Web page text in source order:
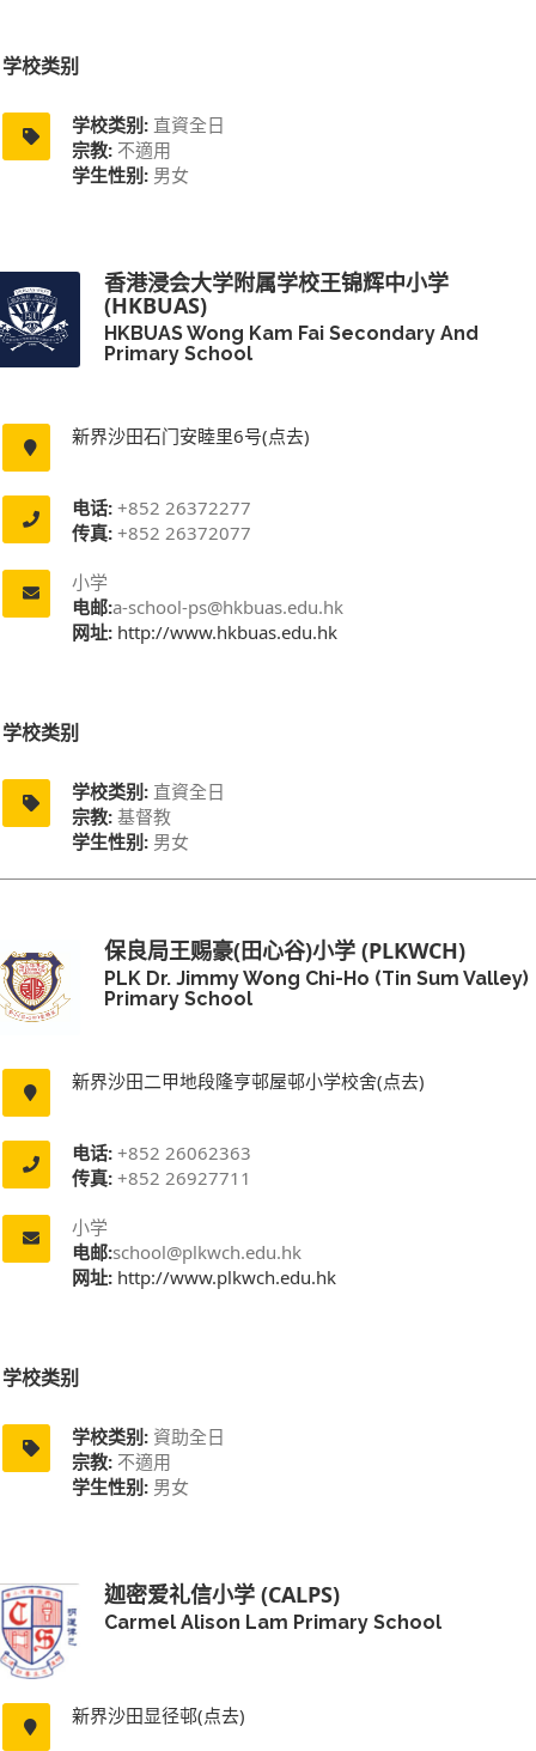
学校类别
学校类别: 直資全日
宗教: 不適用
学生性别: 男女
香港浸会大学附属学校王锦辉中小学
(HKBUAS)
HKBUAS Wong Kam Fai Secondary And
Primary School
新界沙田石门安睦里6号(点去)
电话: +852 26372277
传真: +852 26372077
小学
电邮:a-school-ps@hkbuas.edu.hk
网址: http://www.hkbuas.edu.hk
学校类别
学校类别: 直資全日
宗教: 基督教
学生性别: 男女
保良局王赐豪(田心谷)小学 (PLKWCH)
PLK Dr. Jimmy Wong Chi-Ho (Tin Sum Valley)
Primary School
新界沙田二甲地段隆亨邨屋邨小学校舍(点去)
电话: +852 26062363
传真: +852 26927711
小学
电邮:school@plkwch.edu.hk
网址: http://www.plkwch.edu.hk
学校类别
学校类别: 資助全日
宗教: 不適用
学生性别: 男女
迦密爱礼信小学 (CALPS)
Carmel Alison Lam Primary School
新界沙田显径邨(点去)